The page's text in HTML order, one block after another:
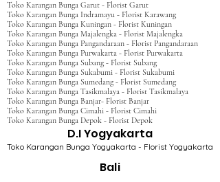
Toko Karangan Bunga Garut - Florist Garut
Toko Karangan Bunga Indramayu - Florist Karawang
Toko Karangan Bunga Kuningan - Florist Kuningan
Toko Karangan Bunga Majalengka - Florist Majalengka
Toko Karangan Bunga Pangandaraan - Florist Pangandaraan
Toko Karangan Bunga Purwakarta - Florist Purwakarta
Toko Karangan Bunga Subang - Florist Subang
Toko Karangan Bunga Sukabumi - Florist Sukabumi
Toko Karangan Bunga Sumedang - Florist Sumedang
Toko Karangan Bunga Tasikmalaya - Florist Tasikmalaya
Toko Karangan Bunga Banjar- Florist Banjar
Toko Karangan Bunga Cimahi - Florist Cimahi
Toko Karangan Bunga Depok - Florist Depok
D.I Yogyakarta
Toko Karangan Bunga Yogyakarta - Florist Yogyakarta
Bali